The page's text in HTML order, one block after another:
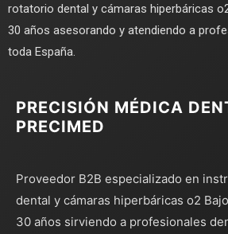
rotatorio dental y cámaras hiperbáricas
30 años asesorando y atendiendo a
toda España.
PRECISIÓN MÉDICA
PRECIMED
Proveedor B2B especializado en
dental y cámaras hiperbáricas o2
30 años sirviendo a profesionales